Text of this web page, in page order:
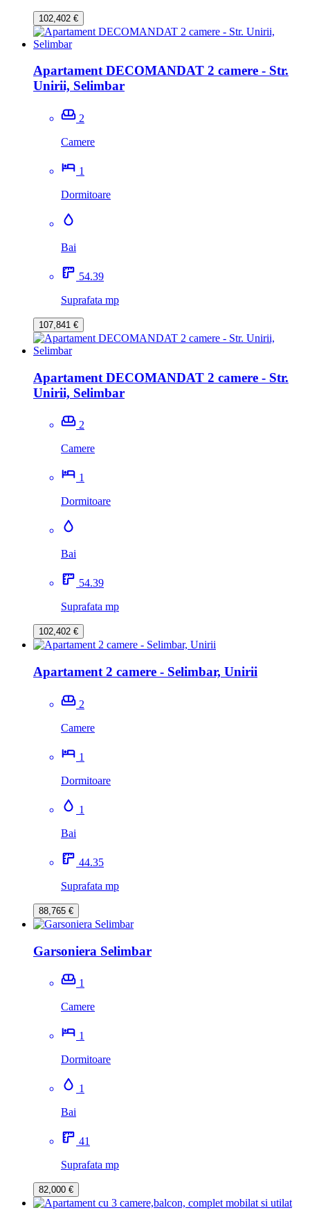
102,402 €
Apartament DECOMANDAT 2 camere - Str.
Unirii, Selimbar
2
Camere
1
Dormitoare
Bai
54.39
Suprafata mp
107,841 €
Apartament DECOMANDAT 2 camere - Str.
Unirii, Selimbar
2
Camere
1
Dormitoare
Bai
54.39
Suprafata mp
102,402 €
Apartament 2 camere - Selimbar, Unirii
2
Camere
1
Dormitoare
1
Bai
44.35
Suprafata mp
88,765 €
Garsoniera Selimbar
1
Camere
1
Dormitoare
1
Bai
41
Suprafata mp
82,000 €